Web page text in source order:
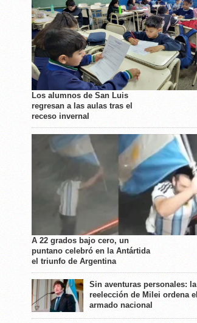
Los alumnos de San Luis
regresan a las aulas tras el
receso invernal
A 22 grados bajo cero, un
puntano celebró en la Antártida
el triunfo de Argentina
Sin aventuras personales: la
reelección de Milei ordena el
armado nacional